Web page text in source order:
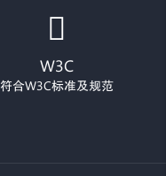
W3C
符合W3C标准及规范